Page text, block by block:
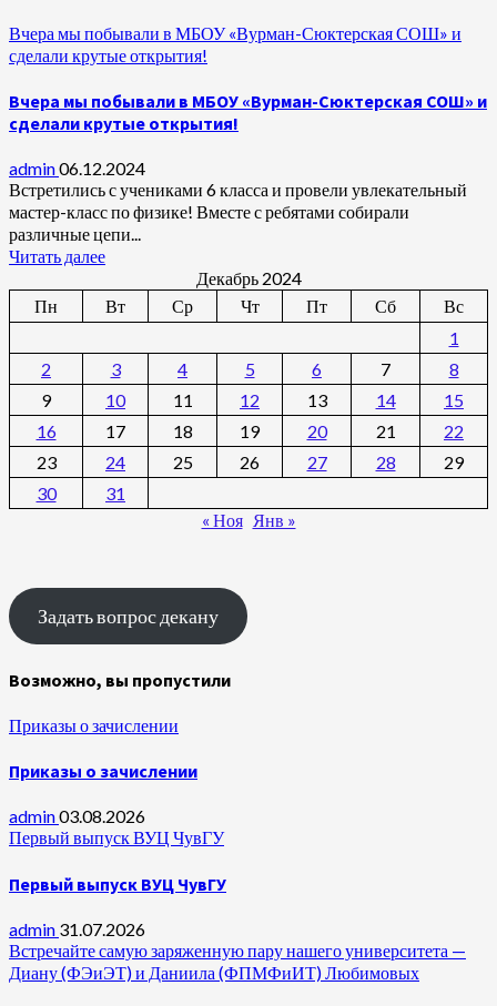
Вчера мы побывали в МБОУ «Вурман-Сюктерская СОШ» и
сделали крутые открытия!
Вчера мы побывали в МБОУ «Вурман-Сюктерская СОШ» и
сделали крутые открытия!
admin06.12.2024
Встретились с учениками 6 класса и провели увлекательный
мастер-класс по физике! Вместе с ребятами собирали
различные цепи...
Читать далее
Декабрь 2024
Пн
Вт Ср Чт Пт Сб
Вс
1
2
3 4 5 6 7
8
9
10 11 12 13 14
15
16
17 18 19 20 21
22
23
24 25 26 27 28
29
30
31
« Ноя Янв »
Задать вопрос декану
Возможно, вы пропустили
Приказы о зачислении
Приказы о зачислении
admin03.08.2026
Первый выпуск ВУЦ ЧувГУ
Первый выпуск ВУЦ ЧувГУ
admin 31.07.2026
Встречайте самую заряженную пару нашего университета —
Диану (ФЭиЭТ) и Даниила (ФПМФиИТ) Любимовых